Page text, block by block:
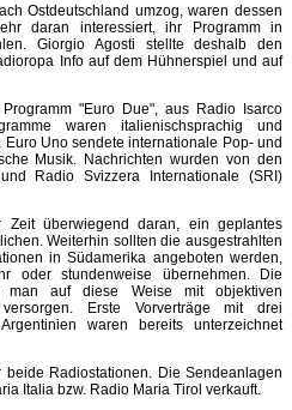
Ostdeutschland umzog, waren dessen
daran interessiert, ihr Programm in
Giorgio Agosti stellte deshalb den
Info auf dem Hühnerspiel und auf
"Euro Due", aus Radio Isarco
waren italienischsprachig und
Uno sendete internationale Pop- und
Musik. Nachrichten wurden von den
Radio Svizzera Internationale (SRI)
Zeit überwiegend daran, ein geplantes
Weiterhin sollten die ausgestrahlten
in Südamerika angeboten werden,
stundenweise übernehmen. Die
man auf diese Weise mit objektiven
Erste Vorverträge mit drei
waren bereits unterzeichnet
Radiostationen. Die Sendeanlagen
Italia bzw. Radio Maria Tirol verkauft.